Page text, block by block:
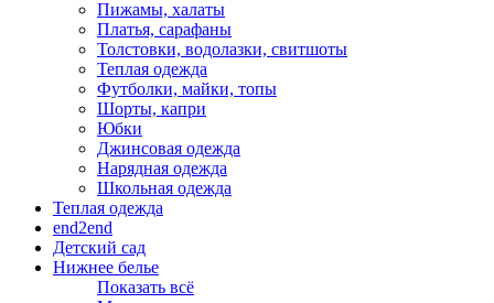
Пижамы, халаты
Платья, сарафаны
Толстовки, водолазки, свитшоты
Теплая одежда
Футболки, майки, топы
Шорты, капри
Юбки
Джинсовая одежда
Нарядная одежда
Школьная одежда
Теплая одежда
end2end
Детский сад
Нижнее белье
Показать всё